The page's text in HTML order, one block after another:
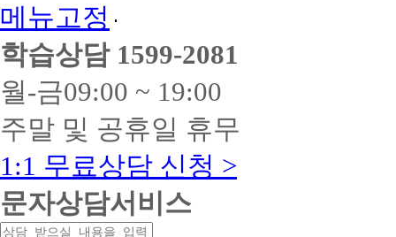
메뉴고정
학습상담 1599-2081
월-금09:00 ~ 19:00
주말 및 공휴일 휴무
1:1 무료상담 신청 >
문자상담서비스
상